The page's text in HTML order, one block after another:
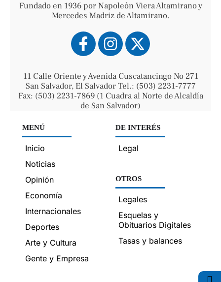
Fundado en 1936 por Napoleón Viera Altamirano y
Mercedes Madriz de Altamirano.
11 Calle Oriente y Avenida Cuscatancingo No 271
San Salvador, El Salvador Tel.: (503) 2231-7777
Fax: (503) 2231-7869 (1 Cuadra al Norte de Alcaldía
de San Salvador)
MENÚ
Inicio
Noticias
Opinión
Economía
Internacionales
Deportes
Arte y Cultura
Gente y Empresa
DE INTERÉS
Legal
OTROS
Legales
Esquelas y
Obituarios Digitales
Tasas y balances